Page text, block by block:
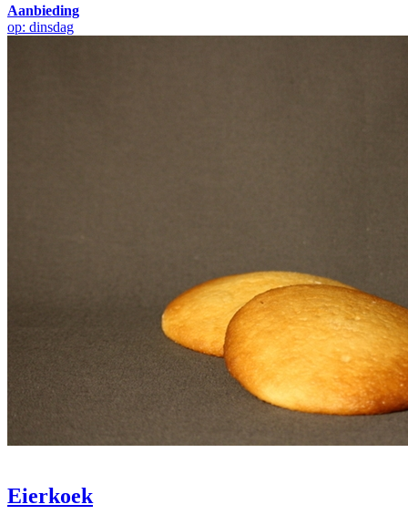
Aanbieding
op: dinsdag
Eierkoek